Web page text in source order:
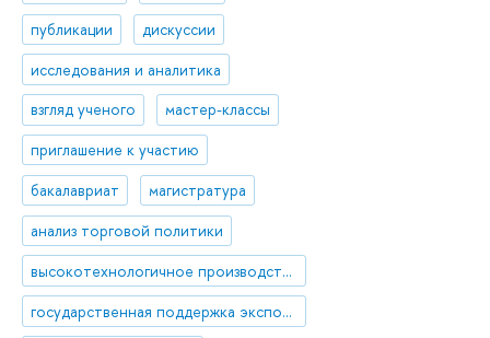
публикации
дискуссии
исследования и аналитика
взгляд ученого
мастер-классы
приглашение к участию
бакалавриат
магистратура
анализ торговой политики
высокотехнологичное производство
государственная поддержка экспорта